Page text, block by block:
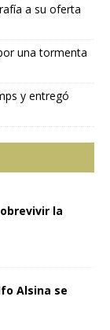
a su oferta
una tormenta
y entregó
la
Alsina se